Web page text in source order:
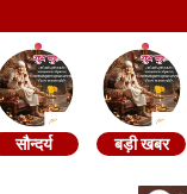
सौन्दर्य बड़ी खबर